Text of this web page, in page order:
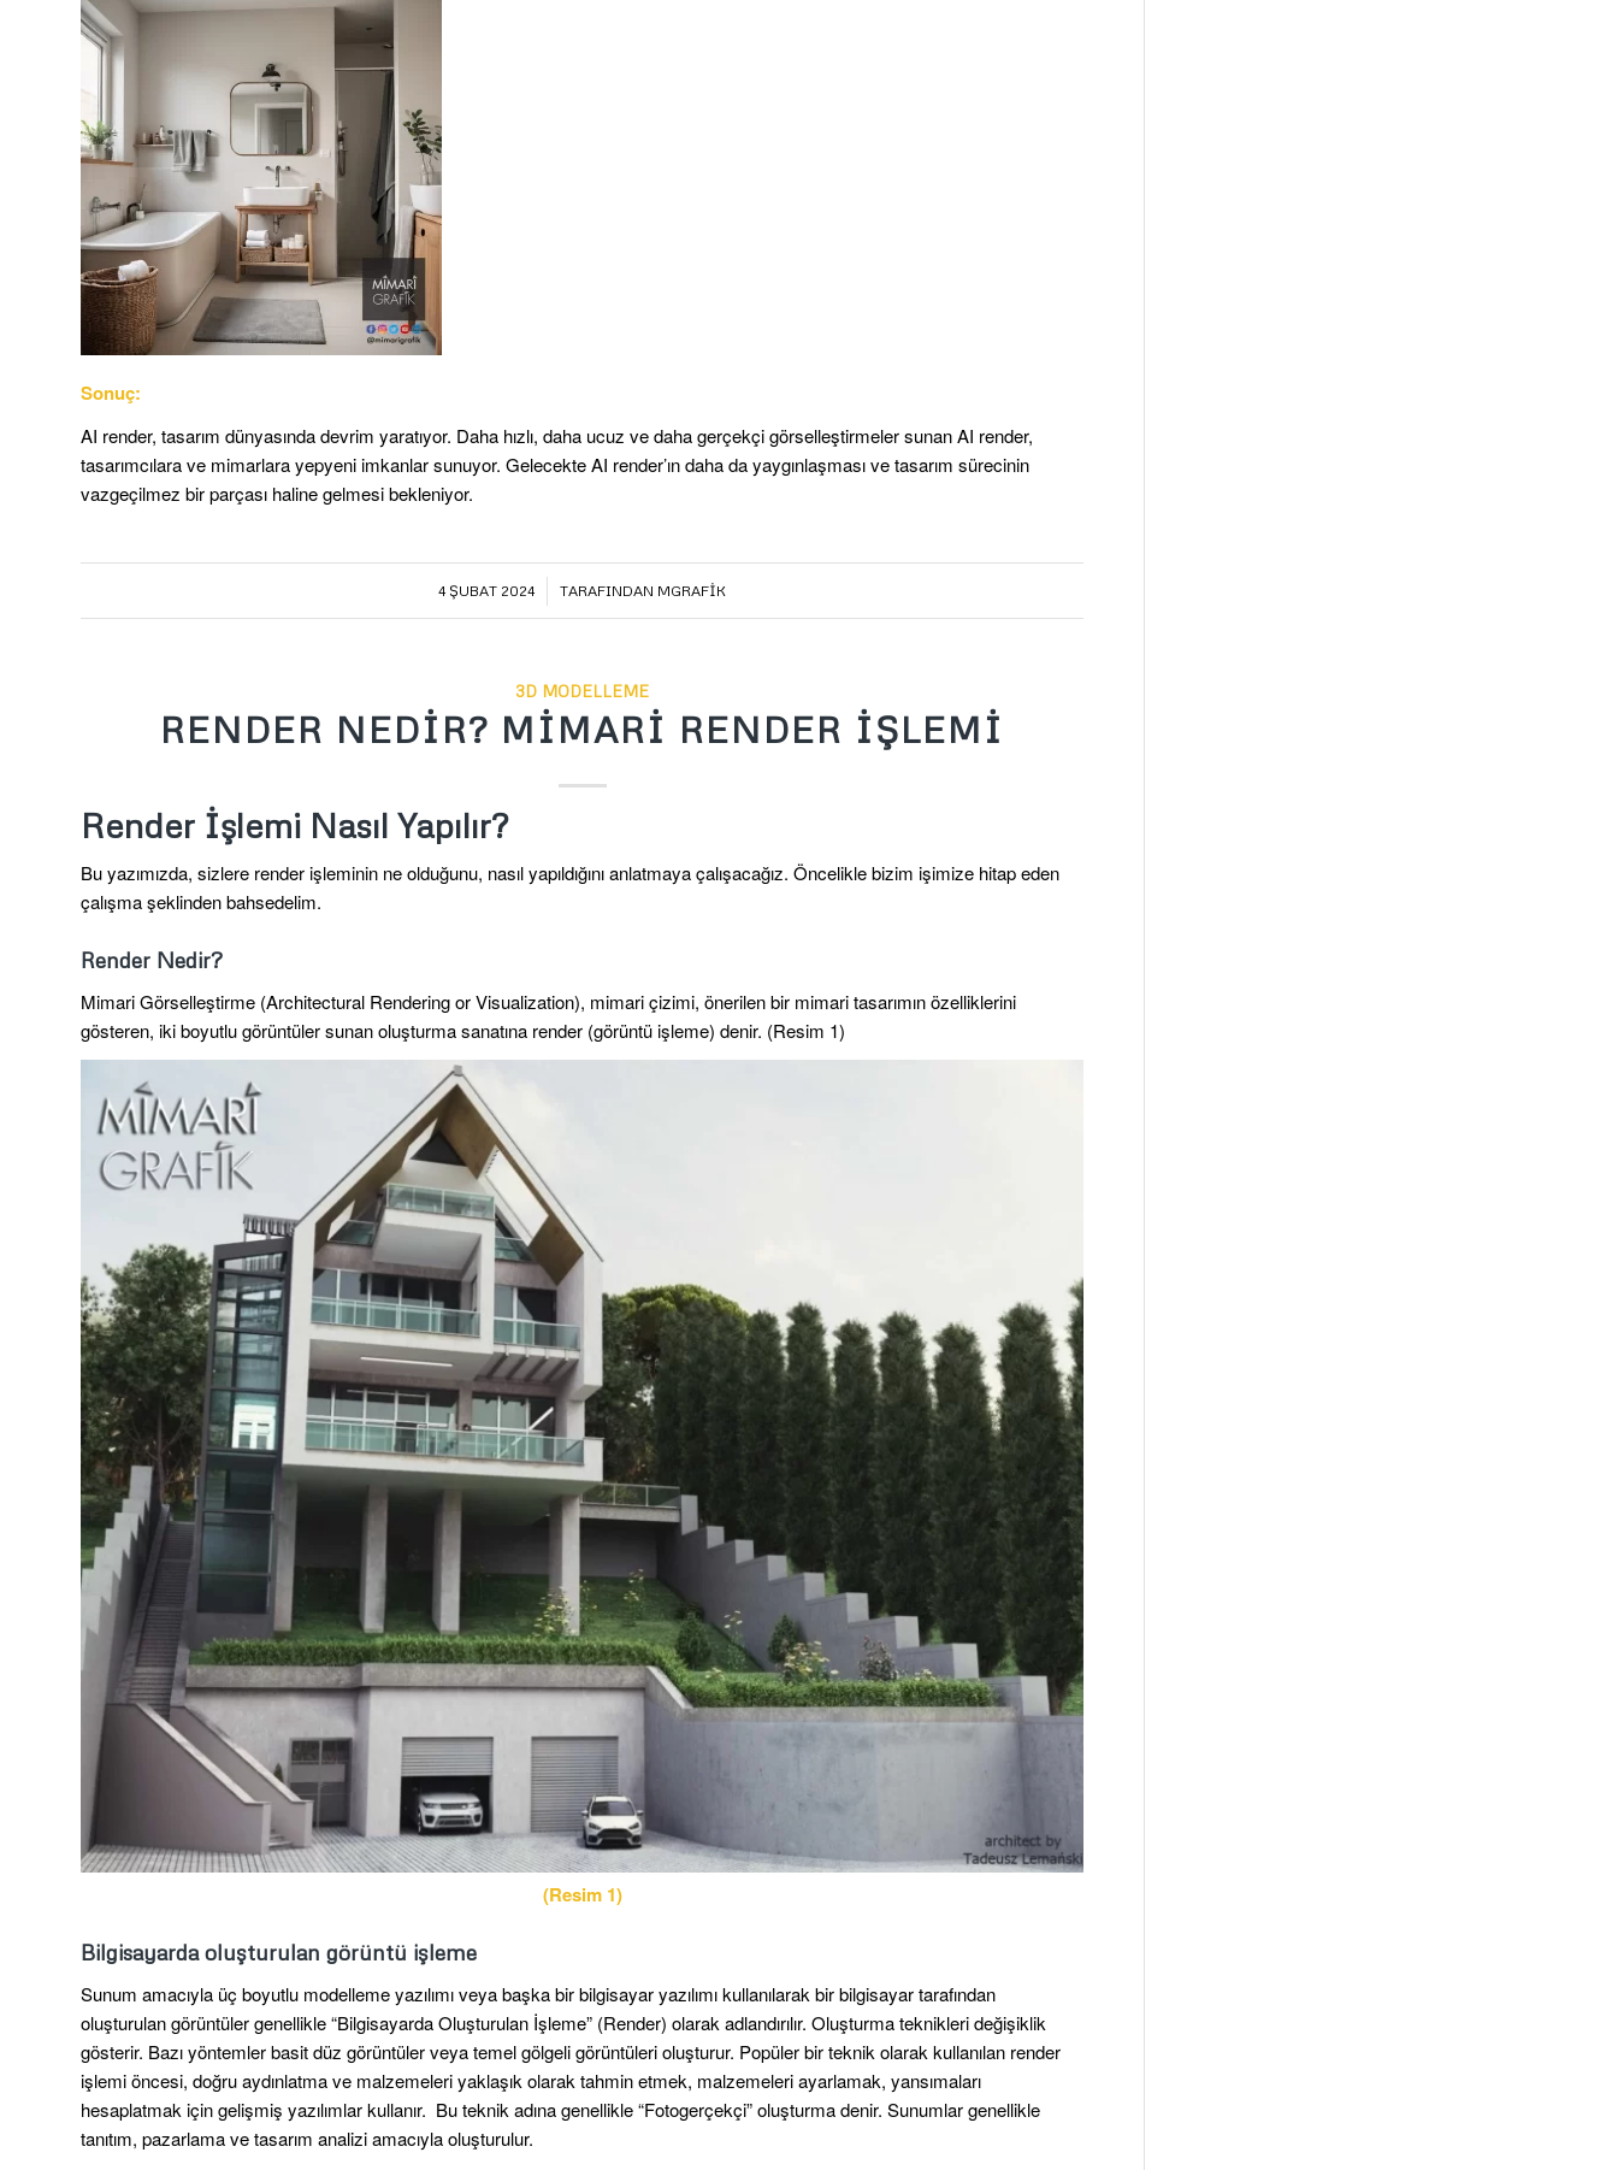
Sonuç:
AI render, tasarım dünyasında devrim yaratıyor. Daha hızlı, daha ucuz ve daha gerçekçi görselleştirmeler sunan AI render,
tasarımcılara ve mimarlara yepyeni imkanlar sunuyor. Gelecekte AI render’ın daha da yaygınlaşması ve tasarım sürecinin
vazgeçilmez bir parçası haline gelmesi bekleniyor.
4 ŞUBAT 2024
/ TARAFINDAN MGRAFIK
3D MODELLEME
RENDER NEDİR? MİMARİ RENDER İŞLEMİ
Render İşlemi Nasıl Yapılır?
Bu yazımızda, sizlere render işleminin ne olduğunu, nasıl yapıldığını anlatmaya çalışacağız. Öncelikle bizim işimize hitap eden
çalışma şeklinden bahsedelim.
Render Nedir?
Mimari Görselleştirme (Architectural Rendering or Visualization), mimari çizimi, önerilen bir mimari tasarımın özelliklerini
gösteren, iki boyutlu görüntüler sunan oluşturma sanatına render (görüntü işleme) denir. (Resim 1)
(Resim 1)
Bilgisayarda oluşturulan görüntü işleme
Sunum amacıyla üç boyutlu modelleme yazılımı veya başka bir bilgisayar yazılımı kullanılarak bir bilgisayar tarafından
oluşturulan görüntüler genellikle “Bilgisayarda Oluşturulan İşleme” (Render) olarak adlandırılır. Oluşturma teknikleri değişiklik
gösterir. Bazı yöntemler basit düz görüntüler veya temel gölgeli görüntüleri oluşturur. Popüler bir teknik olarak kullanılan render
işlemi öncesi, doğru aydınlatma ve malzemeleri yaklaşık olarak tahmin etmek, malzemeleri ayarlamak, yansımaları
hesaplatmak için gelişmiş yazılımlar kullanır. Bu teknik adına genellikle “Fotogerçekçi” oluşturma denir. Sunumlar genellikle
tanıtım, pazarlama ve tasarım analizi amacıyla oluşturulur.